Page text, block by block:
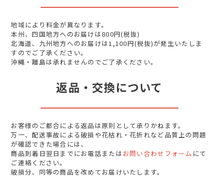
地域により料金が異なります。
本州、四国地方へのお届けは800円(税抜)
北海道、九州地方へのお届けは1,100円(税抜)が発生いたしま
すのでご了承ください。
沖縄・離島は承れませんのでご了承ください。
返品・交換について
お客様のご都合による返品は原則として承りかねます。
万一、配送事故による破損や花枯れ・花折れなど品質上の問題
が確認できた場合には、
商品到着日翌日までにお電話またはお問い合わせフォーム にて
ご連絡ください。
破損分、同等の商品を改めてお届けいたします。